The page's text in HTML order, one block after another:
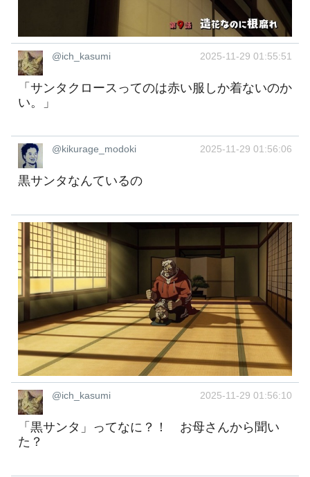
@ich_kasumi 2025-11-29 01:55:51
「サンタクロースってのは赤い服しか着ないのか
い。」
@kikurage_modoki 2025-11-29 01:56:06
黒サンタなんているの
@ich_kasumi 2025-11-29 01:56:10
「黒サンタ」ってなに？！ お母さんから聞い
た？